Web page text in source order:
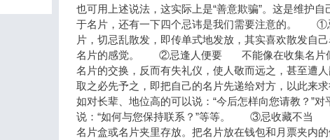
也可用上述说法，这实际上是“善意欺骗”。这是维
于名片，还有一下四个忌讳是我们需要注意的。
片，切忌乱散发，即传单式地发放，其实喜欢散发自
名片的感觉。 ②忌逢人便要 不能像在收集名片似
名片的交换，反而有失礼仪，使人敬而远之，甚至遭
取之必先予之，即把自己的名片先递给对方，以此来
如对长辈、地位高的可以说：“今后怎样向您请教？”
说：“如何与您保持联系？”等等。 ③忌收藏不当
名片盒或名片夹里存放。把名片放在钱包和月票夹内